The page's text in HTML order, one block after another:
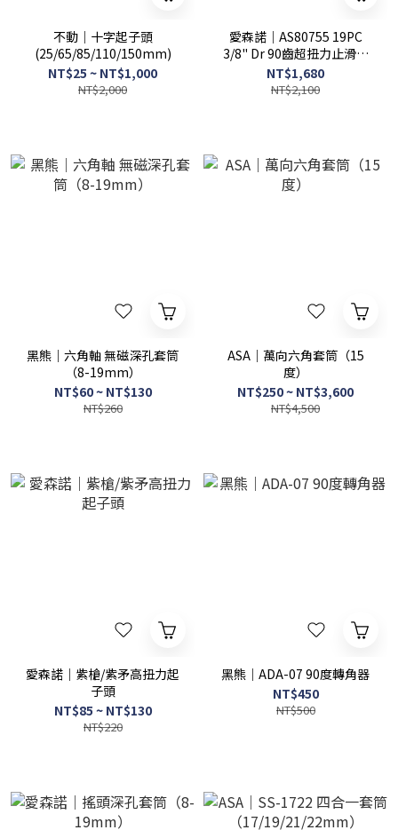
不動｜十字起子頭
(25/65/85/110/150mm)
NT$25 ~ NT$1,000
NT$2,000
愛森諾｜AS80755 19PC
3/8" Dr 90齒超扭力止滑套
筒組
NT$1,680
NT$2,100
黑熊｜六角軸 無磁深孔套筒
（8-19mm）
NT$60 ~ NT$130
NT$260
ASA｜萬向六角套筒（15
度）
NT$250 ~ NT$3,600
NT$4,500
愛森諾｜紫槍/紫矛高扭力起
子頭
NT$85 ~ NT$130
NT$220
黑熊｜ADA-07 90度轉角器
NT$450
NT$500